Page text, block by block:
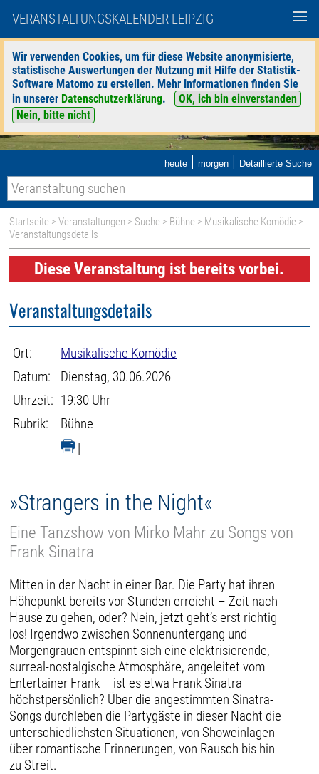
VERANSTALTUNGSKALENDER LEIPZIG
Wir verwenden Cookies, um für diese Website anonymisierte,
statistische Auswertungen der Nutzung mit Hilfe der Statistik-
Software Matomo zu erstellen. Mehr Informationen finden Sie
in unserer Datenschutzerklärung.
OK, ich bin einverstanden
Nein, bitte nicht
heute | morgen | Detaillierte Suche
Startseite >Veranstaltungen > Suche > Bühne > Musikalische Komödie >
Veranstaltungsdetails
Diese Veranstaltung ist bereits vorbei.
Veranstaltungsdetails
Ort:
Musikalische Komödie
Datum:
Dienstag, 30.06.2026
Uhrzeit: 19:30 Uhr
Rubrik:
Bühne
|
»Strangers in the Night«
Eine Tanzshow von Mirko Mahr zu Songs von
Frank Sinatra
Mitten in der Nacht in einer Bar. Die Party hat ihren
Höhepunkt bereits vor Stunden erreicht – Zeit nach
Hause zu gehen, oder? Nein, jetzt geht’s erst richtig
los! Irgendwo zwischen Sonnenuntergang und
Morgengrauen entspinnt sich eine elektrisierende,
surreal-nostalgische Atmosphäre, angeleitet vom
Entertainer Frank – ist es etwa Frank Sinatra
höchstpersönlich? Über die angestimmten Sinatra-
Songs durchleben die Partygäste in dieser Nacht die
unterschiedlichsten Situationen, von Showeinlagen
über romantische Erinnerungen, von Rausch bis hin
zu Streit.